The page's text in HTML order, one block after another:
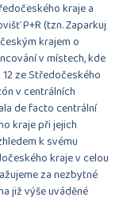
kraje a
P+R (tzn. Zaparkuj
krajem o
v místech, kde
ze Středočeského
v centrálních
de facto centrální
kraje při jejich
k svému
kraje v celou
za nezbytné
již výše uváděné